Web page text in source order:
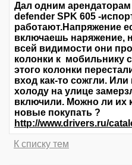
Дал одним
defender SPK 605 -
работают.Напряжение
включаешь наряжение,
всей видимости они
колонки к мобильнику
этого колонки
вход как-то сожгли.
холоду на улице
включили. Можно ли их
новые покупать ?
http://www.drivers.ru/
К списку тем